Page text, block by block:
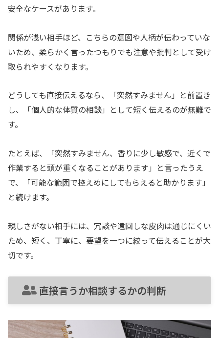
安全なケースがあります。
関係が浅い相手ほど、こちらの意図や人柄が伝わっていな
いため、柔らかく言ったつもりでも注意や批判として受け
取られやすくなります。
どうしても直接伝えるなら、「突然すみません」と前置き
し、「個人的な体質の相談」として短く伝えるのが無難で
す。
たとえば、「突然すみません、香りに少し敏感で、近くで
作業すると頭が重くなることがあります」と言ったうえ
で、「可能な範囲で控えめにしてもらえると助かります」
と続けます。
親しさがない相手には、冗談や遠回しな皮肉は通じにくい
ため、短く、丁寧に、要望を一つに絞って伝えることが大
切です。
直接言うか相談するかの判断